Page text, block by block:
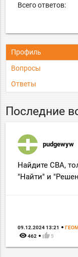
Всего ответов:
Профиль
Вопросы
Ответы
Последние
pudgewyw
Найдите СВА,
"Найти" и
09.12.2024 13:21
remove_red_eye 462 thumb_up 5